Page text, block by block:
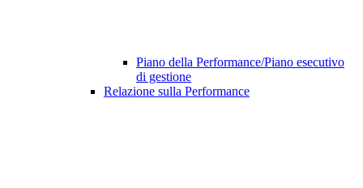
Piano della Performance/Piano esecutivo
di gestione
Relazione sulla Performance